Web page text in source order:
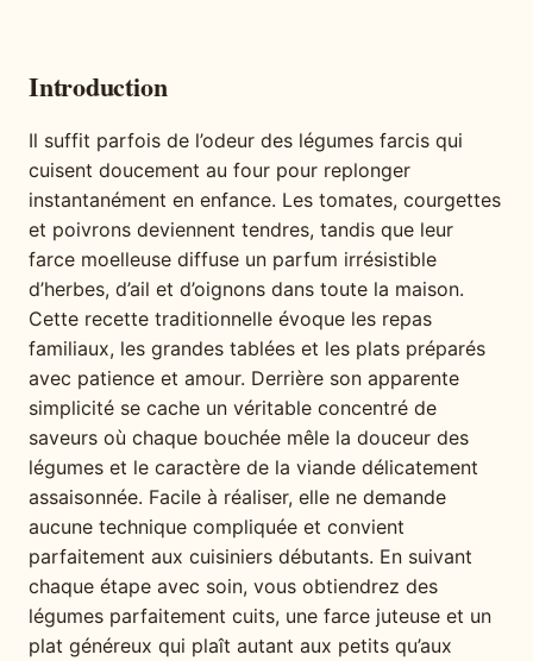
Introduction
Il suffit parfois de l’odeur des légumes farcis qui
cuisent doucement au four pour replonger
instantanément en enfance. Les tomates, courgettes
et poivrons deviennent tendres, tandis que leur
farce moelleuse diffuse un parfum irrésistible
d’herbes, d’ail et d’oignons dans toute la maison.
Cette recette traditionnelle évoque les repas
familiaux, les grandes tablées et les plats préparés
avec patience et amour. Derrière son apparente
simplicité se cache un véritable concentré de
saveurs où chaque bouchée mêle la douceur des
légumes et le caractère de la viande délicatement
assaisonnée. Facile à réaliser, elle ne demande
aucune technique compliquée et convient
parfaitement aux cuisiniers débutants. En suivant
chaque étape avec soin, vous obtiendrez des
légumes parfaitement cuits, une farce juteuse et un
plat généreux qui plaît autant aux petits qu’aux